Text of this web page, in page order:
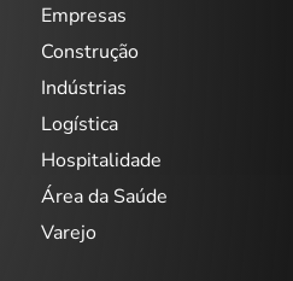
Empresas
Construção
Indústrias
Logística
Hospitalidade
Área da Saúde
Varejo